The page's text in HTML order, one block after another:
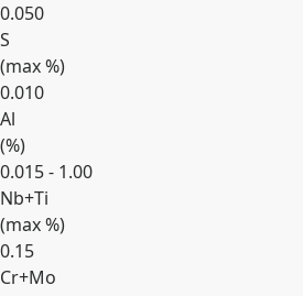
0.050
S
(max%)
0.010
Al
(%)
0.015 - 1.00
Nb+Ti
(max%)
0.15
Cr+Mo